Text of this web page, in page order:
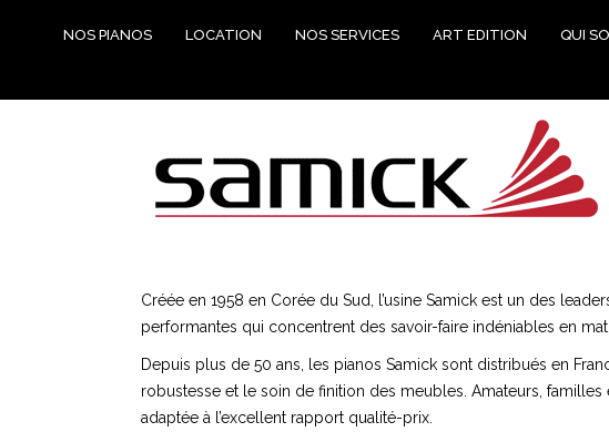
NOS PIANOS LOCATION NOS SERVICES ART EDITION QUI
Créée en 1958 en Corée du Sud, l’usine Samick est un des
performantes qui concentrent des savoir-faire indéniables en
Depuis plus de 50 ans, les pianos Samick sont distribués en
robustesse et le soin de finition des meubles. Amateurs,
adaptée à l’excellent rapport qualité-prix.